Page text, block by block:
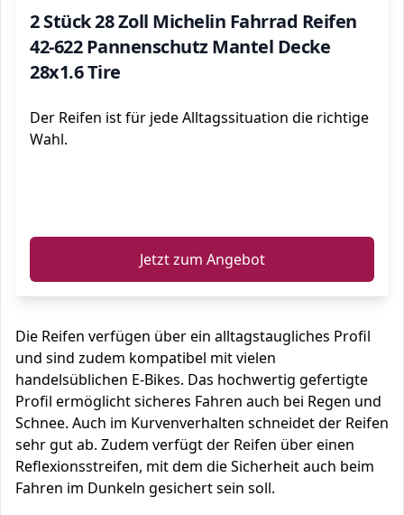
2 Stück 28 Zoll Michelin Fahrrad Reifen
42-622 Pannenschutz Mantel Decke
28x1.6 Tire
Der Reifen ist für jede Alltagssituation die richtige
Wahl.
Jetzt zum Angebot
Die Reifen verfügen über ein alltagstaugliches Profil
und sind zudem kompatibel mit vielen
handelsüblichen E-Bikes. Das hochwertig gefertigte
Profil ermöglicht sicheres Fahren auch bei Regen und
Schnee. Auch im Kurvenverhalten schneidet der Reifen
sehr gut ab. Zudem verfügt der Reifen über einen
Reflexionsstreifen, mit dem die Sicherheit auch beim
Fahren im Dunkeln gesichert sein soll.